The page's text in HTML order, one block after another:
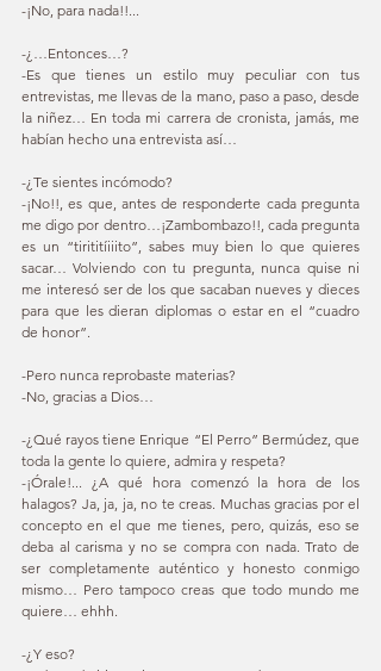
-¡No, para nada!!...
-¿…Entonces…?
-Es que tienes un estilo muy peculiar con tus
entrevistas, me llevas de la mano, paso a paso, desde
la niñez… En toda mi carrera de cronista, jamás, me
habían hecho una entrevista así…
-¿Te sientes incómodo?
-¡No!!, es que, antes de responderte cada pregunta
me digo por dentro…¡Zambombazo!!, cada pregunta
es un “tirititíiiito”, sabes muy bien lo que quieres
sacar… Volviendo con tu pregunta, nunca quise ni
me interesó ser de los que sacaban nueves y dieces
para que les dieran diplomas o estar en el “cuadro
de honor”.
-Pero nunca reprobaste materias?
-No, gracias a Dios…
-¿Qué rayos tiene Enrique “El Perro” Bermúdez, que
toda la gente lo quiere, admira y respeta?
-¡Órale!... ¿A qué hora comenzó la hora de los
halagos? Ja, ja, ja, no te creas. Muchas gracias por el
concepto en el que me tienes, pero, quizás, eso se
deba al carisma y no se compra con nada. Trato de
ser completamente auténtico y honesto conmigo
mismo… Pero tampoco creas que todo mundo me
quiere… ehhh.
-¿Y eso?